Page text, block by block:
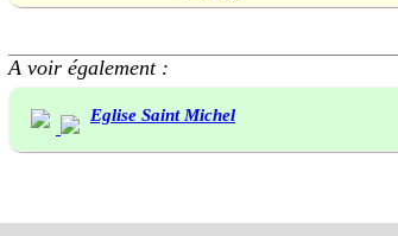
A voir également :
Eglise Saint Michel